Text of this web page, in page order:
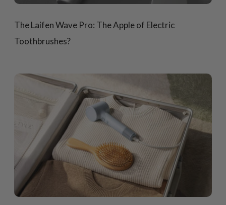
The Laifen Wave Pro: The Apple of Electric
Toothbrushes?